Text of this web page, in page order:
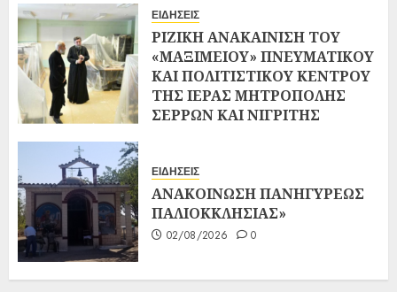
ΕΙΔΗΣΕΙΣ
ΡΙΖΙΚΗ ΑΝΑΚΑΙΝΙΣΗ ΤΟΥ
«ΜΑΞΙΜΕΙΟΥ» ΠΝΕΥΜΑΤΙΚΟΥ
ΚΑΙ ΠΟΛΙΤΙΣΤΙΚΟΥ ΚΕΝΤΡΟΥ
ΤΗΣ ΙΕΡΑΣ ΜΗΤΡΟΠΟΛΗΣ
ΣΕΡΡΩΝ ΚΑΙ ΝΙΓΡΙΤΗΣ
ΕΙΔΗΣΕΙΣ
ΑΝΑΚΟΙΝΩΣΗ ΠΑΝΗΓΥΡΕΩΣ
ΠΑΛΙΟΚΚΛΗΣΙΑΣ»
02/08/2026 0